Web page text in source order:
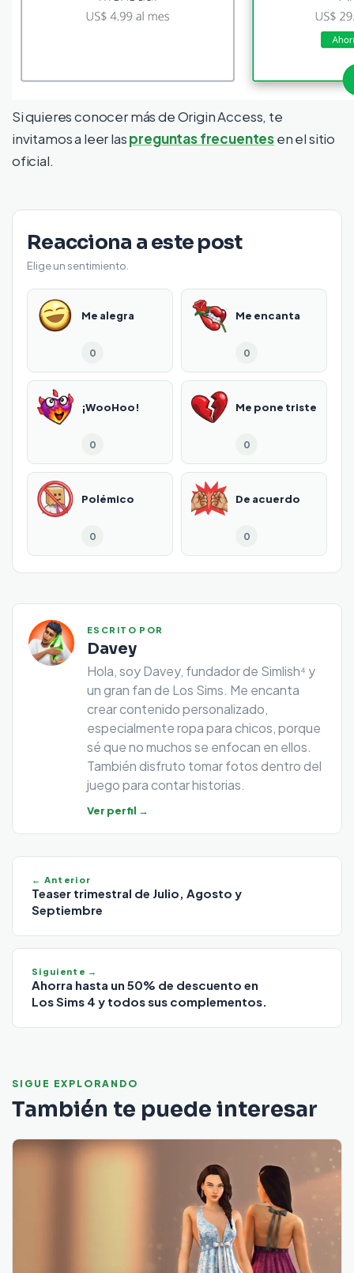
Si quieres conocer más de Origin Access, te
invitamos a leer laspreguntas frecuentesen el sitio
oficial.
Reacciona a este post
Elige un sentimiento.
Me alegra
0
Me encanta
0
¡WooHoo!
0
Me pone triste
0
Polémico
0
De acuerdo
0
ESCRITO POR
Davey
Hola, soy Davey, fundador de Simlish⁴ y
un gran fan de Los Sims. Me encanta
crear contenido personalizado,
especialmente ropa para chicos, porque
sé que no muchos se enfocan en ellos.
También disfruto tomar fotos dentro del
juego para contar historias.
Ver perfil →
← Anterior
Teaser trimestral de Julio, Agosto y
Septiembre
Siguiente →
Ahorra hasta un 50% de descuento en
Los Sims 4 y todos sus complementos.
SIGUE EXPLORANDO
También te puede interesar